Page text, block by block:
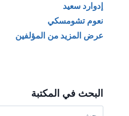
إدوارد سعيد
نعوم تشومسكي
عرض المزيد من المؤلفين
البحث في المكتبة